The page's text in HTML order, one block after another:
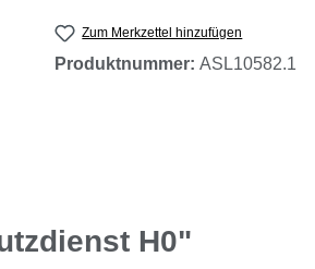
Zum Merkzettel hinzufügen
Produktnummer:ASL10582.1
H0"